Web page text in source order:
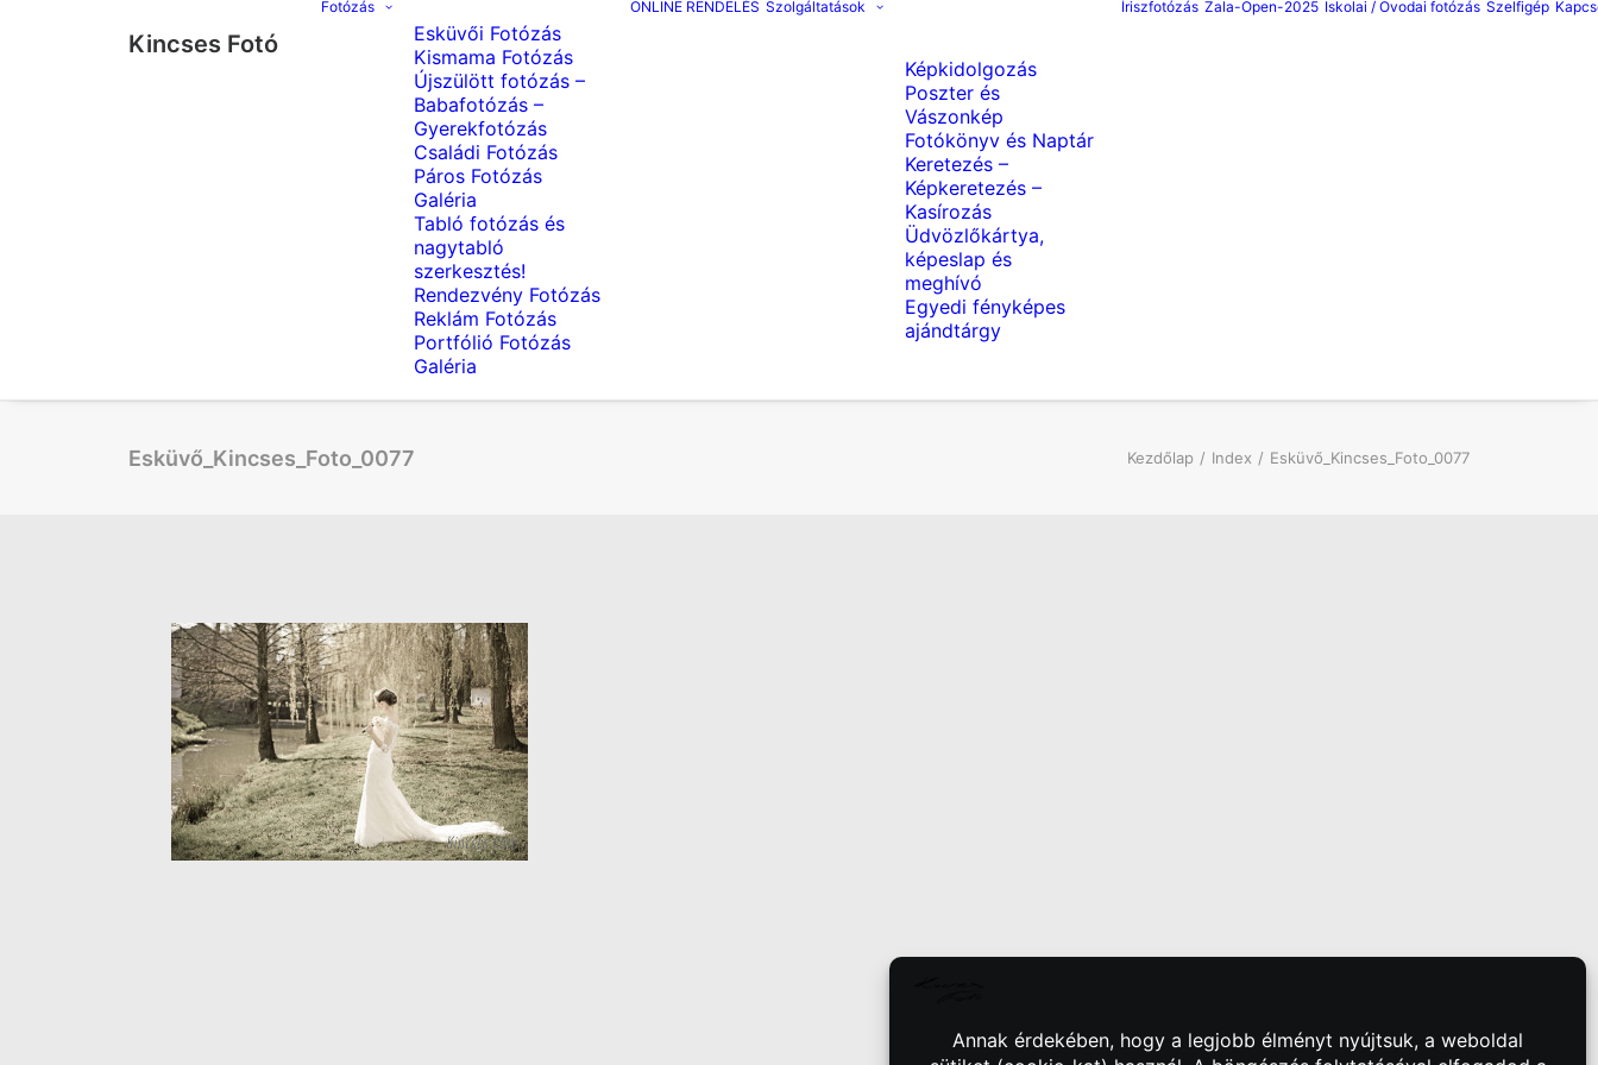
Kincses Fotó
Fotózás
Esküvői Fotózás
Kismama Fotózás
Újszülött fotózás –
Babafotózás –
Gyerekfotózás
Családi Fotózás
Páros Fotózás
Galéria
Tabló fotózás és
nagytabló
szerkesztés!
Rendezvény Fotózás
Reklám Fotózás
Portfólió Fotózás
Galéria
ONLINE RENDELÉS Szolgáltatások
Képkidolgozás
Poszter és
Vászonkép
Fotókönyv és Naptár
Keretezés –
Képkeretezés –
Kasírozás
Üdvözlőkártya,
képeslap és
meghívó
Egyedi fényképes
ajándtárgy
Íriszfotózás Zala-Open-2025 Iskolai / Ovodai fotózás Szelfigép
Esküvő_Kincses_Foto_0077 Kezdőlap Index Esküvő_Kincses_Foto_0077